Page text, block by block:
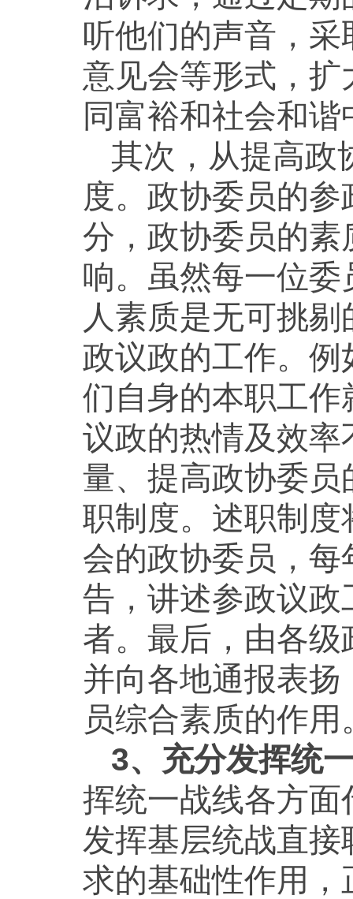
听他们的声音，
意见会等形式，
同富裕和社会和
其次，从提高政
度。政协委员的
分，政协委员的
响。虽然每一位
人素质是无可挑
政议政的工作。
们自身的本职工
议政的热情及效
量、提高政协委
职制度。述职制
会的政协委员，
告，讲述参政议
者。最后，由各
并向各地通报表
员综合素质的作用
3、充分发挥统
挥统一战线各方
发挥基层统战直
求的基础性作用